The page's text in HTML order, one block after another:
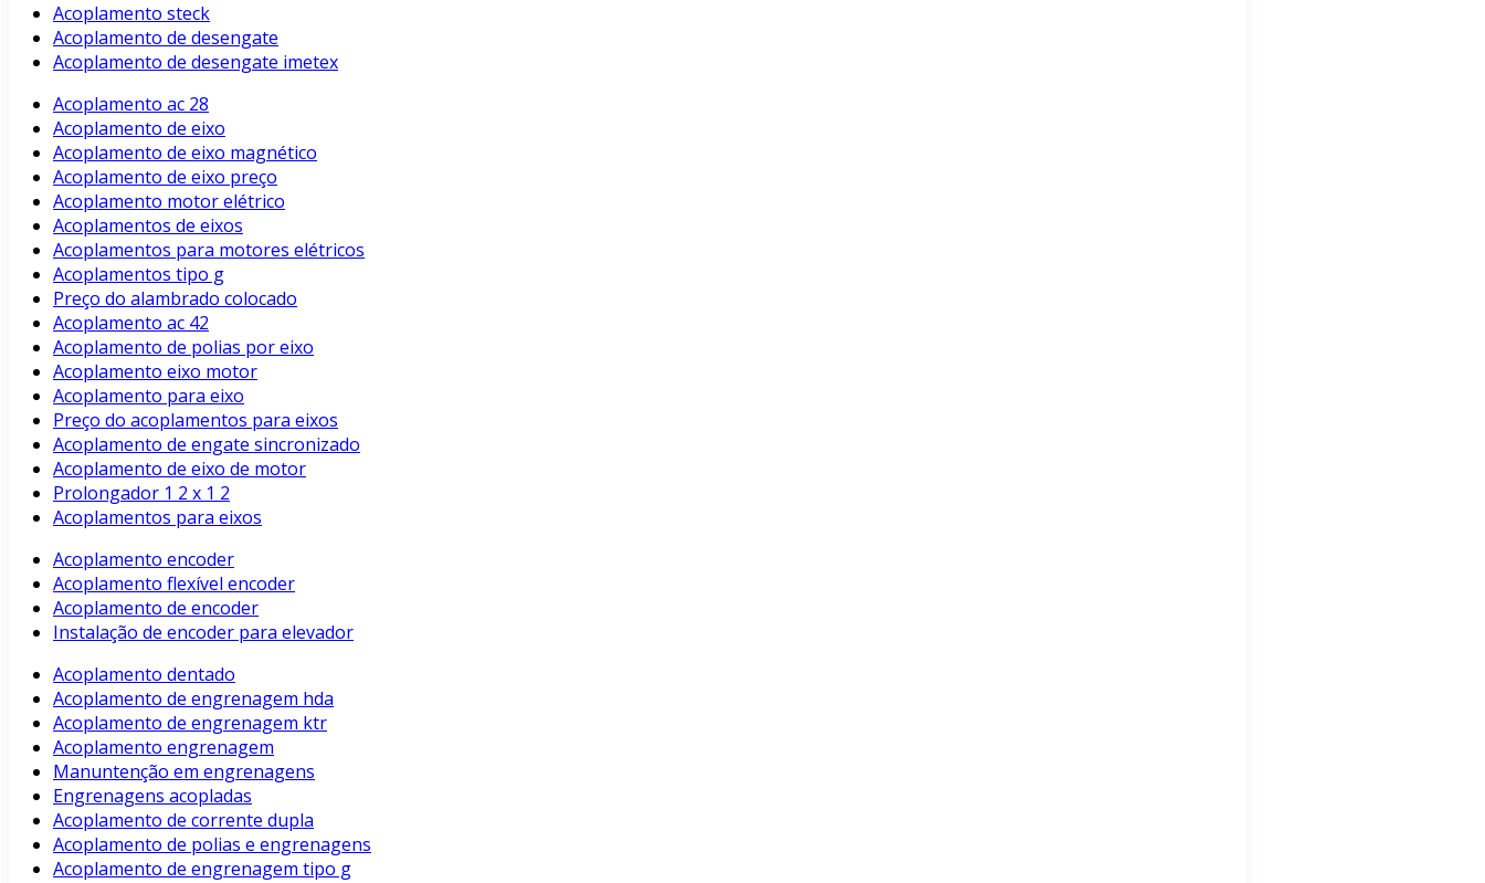
Acoplamento steck
Acoplamento de desengate
Acoplamento de desengate imetex
Acoplamento ac 28
Acoplamento de eixo
Acoplamento de eixo magnético
Acoplamento de eixo preço
Acoplamento motor elétrico
Acoplamentos de eixos
Acoplamentos para motores elétricos
Acoplamentos tipo g
Preço do alambrado colocado
Acoplamento ac 42
Acoplamento de polias por eixo
Acoplamento eixo motor
Acoplamento para eixo
Preço do acoplamentos para eixos
Acoplamento de engate sincronizado
Acoplamento de eixo de motor
Prolongador 1 2 x 1 2
Acoplamentos para eixos
Acoplamento encoder
Acoplamento flexível encoder
Acoplamento de encoder
Instalação de encoder para elevador
Acoplamento dentado
Acoplamento de engrenagem hda
Acoplamento de engrenagem ktr
Acoplamento engrenagem
Manuntenção em engrenagens
Engrenagens acopladas
Acoplamento de corrente dupla
Acoplamento de polias e engrenagens
Acoplamento de engrenagem tipo g